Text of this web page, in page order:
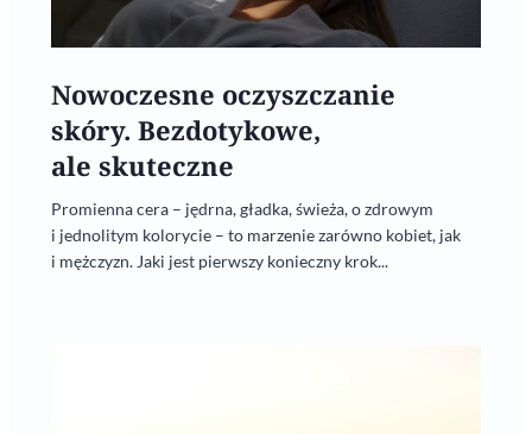
Nowoczesne oczyszczanie
skóry. Bezdotykowe,
ale skuteczne
Promienna cera – jędrna, gładka, świeża, o zdrowym
i jednolitym kolorycie – to marzenie zarówno kobiet, jak
i mężczyzn. Jaki jest pierwszy konieczny krok...